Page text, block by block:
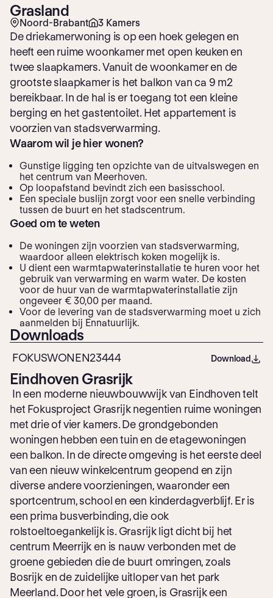
Grasland
Noord-Brabant 3 Kamers
De driekamerwoning is op een hoek gelegen en
heeft een ruime woonkamer met open keuken en
twee slaapkamers. Vanuit de woonkamer en de
grootste slaapkamer is het balkon van ca 9 m2
bereikbaar. In de hal is er toegang tot een kleine
berging en het gastentoilet. Het appartement is
voorzien van stadsverwarming.
Waarom wil je hier wonen?
Gunstige ligging ten opzichte van de uitvalswegen en
het centrum van Meerhoven.
Op loopafstand bevindt zich een basisschool.
Een speciale buslijn zorgt voor een snelle verbinding
tussen de buurt en het stadscentrum.
Goed om te weten
De woningen zijn voorzien van stadsverwarming,
waardoor alleen elektrisch koken mogelijk is.
U dient een warmtapwaterinstallatie te huren voor het
gebruik van verwarming en warm water. De kosten
voor de huur van de warmtapwaterinstallatie zijn
ongeveer € 30,00 per maand.
Voor de levering van de stadsverwarming moet u zich
aanmelden bij Ennatuurlijk.
Downloads
FOKUSWONEN23444 Download
Eindhoven Grasrijk
In een moderne nieuwbouwwijk van Eindhoven telt
het Fokusproject Grasrijk negentien ruime woningen
met drie of vier kamers. De grondgebonden
woningen hebben een tuin en de etagewoningen
een balkon. In de directe omgeving is het eerste deel
van een nieuw winkelcentrum geopend en zijn
diverse andere voorzieningen, waaronder een
sportcentrum, school en een kinderdagverblijf. Er is
een prima busverbinding, die ook
rolstoeltoegankelijk is. Grasrijk ligt dicht bij het
centrum Meerrijk en is nauw verbonden met de
groene gebieden die de buurt omringen, zoals
Bosrijk en de zuidelijke uitloper van het park
Meerland. Door het vele groen, is Grasrijk een